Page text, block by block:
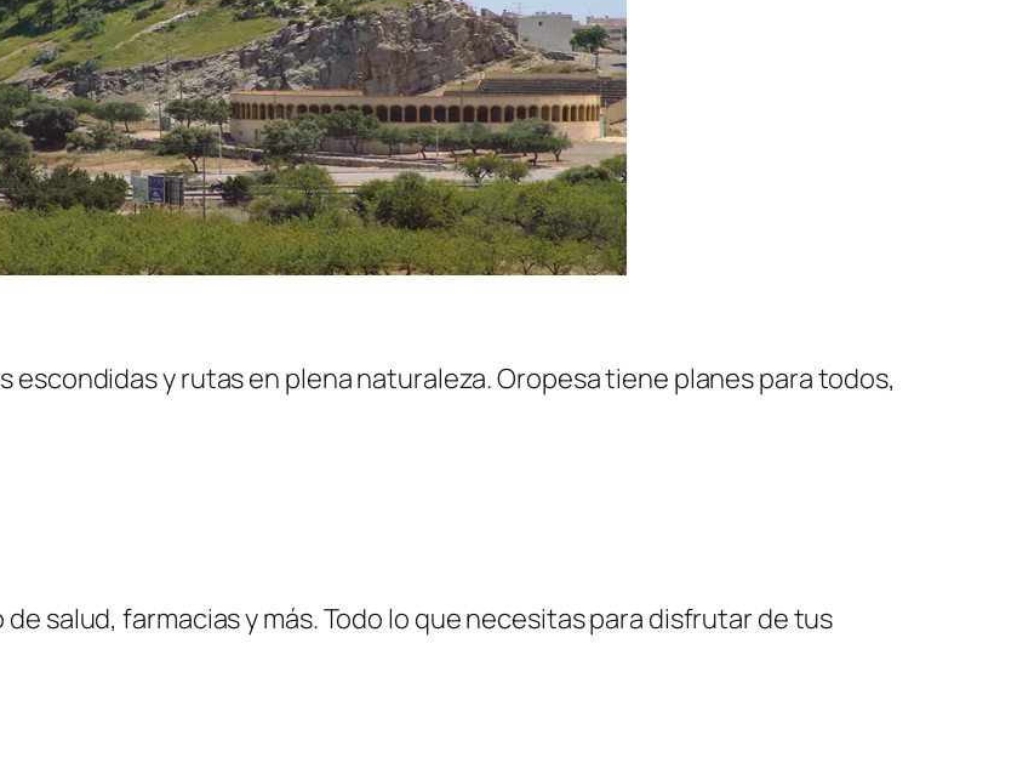
escondidas y rutas en plena naturaleza. Oropesa tiene planes para todos,
salud, farmacias y más. Todo lo que necesitas para disfrutar de tus